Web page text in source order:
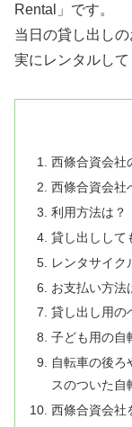
Rental」です。
当日の貸し出し
実にレンタルして
西條合資会社
西條合資会社
利用方法は？
貸し出しして
レンタサイク
お支払い方法
貸し出し用の
子ども用の自
自転車の後ろ
スのついた自
西條合資会社